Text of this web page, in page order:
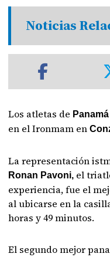
Noticias
Los atletas de
en el Ironmam en
La representación
Ronan Pavoni, el
experiencia, fue el
al ubicarse en la
horas y 49 minutos.
El segundo mejor